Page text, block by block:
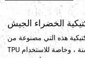
الخضراء الجيش
هذه التي مصنوعة من
TPU تحمي ركبتيك من الحطام على الأسطح الخشنة ، وخاصة للاستخدام